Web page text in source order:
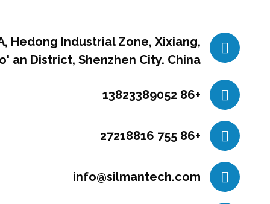
Hedong Industrial Zone, Xixiang,
an District, Shenzhen City. China
+86 13823389052
+86 755 27218816
info@silmantech.com